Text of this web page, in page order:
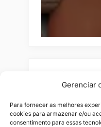
Gerenciar
Para fornecer as melhores
cookies para armazenar e/ou
consentimento para essas
Pesquisar